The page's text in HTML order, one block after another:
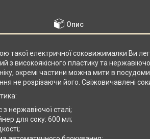
Опис
такої електричної соковижималки Ви
з високоякісного пластику та
окремі частини можна мити в
не розрізаючи його. Свіжовичавлені
з нержавіючої сталі;
для соку: 600 мл;